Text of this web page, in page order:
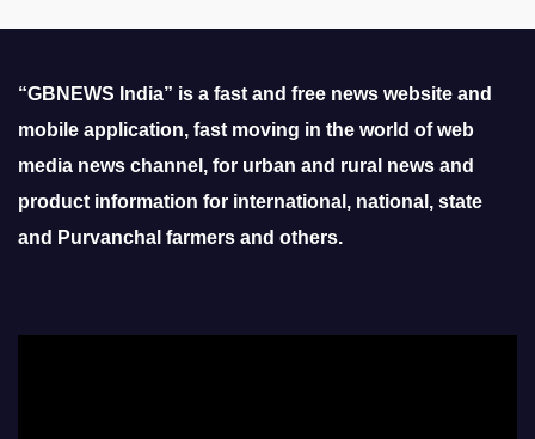
“GBNEWS India” is a fast and free news website and
mobile application, fast moving in the world of web
media news channel, for urban and rural news and
product information for international, national, state
and Purvanchal farmers and others.